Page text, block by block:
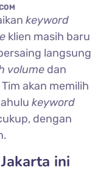
keyword
klien masih baru
langsung
volume dan
akan memilih
keyword
dengan
ini